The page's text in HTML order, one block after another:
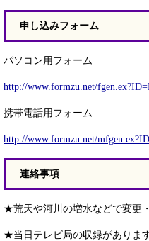
申し込みフォーム
パソコン用フォーム
http://www.formzu.net/
携帯電話用フォーム
http://www.formzu.net/
連絡事項
★荒天や河川の増水などで変更
★当日テレビ局の収録がありま